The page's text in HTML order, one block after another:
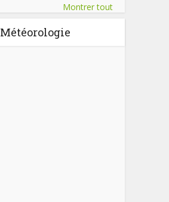
Montrer tout
Météorologie